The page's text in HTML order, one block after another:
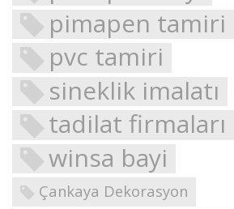
pimapen tamiri
pvc tamiri
sineklik imalatı
tadilat firmaları
winsa bayi
Çankaya Dekorasyon